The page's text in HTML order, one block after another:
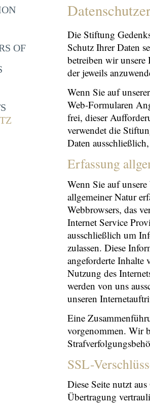
OF
Die Stiftung
Schutz Ihrer Daten
betreiben wir
der jeweils
Wenn Sie auf
Web-Formularen
frei, dieser
verwendet die
Daten
Erfassung
Wenn Sie auf
allgemeiner Natur
Webbrowsers, das
Internet Service
ausschließlich um
zulassen. Diese
angeforderte Inhalte
Nutzung des
werden von uns
unseren
Eine
vorgenommen. Wir
SSL-
Diese Seite nutzt
Übertragung